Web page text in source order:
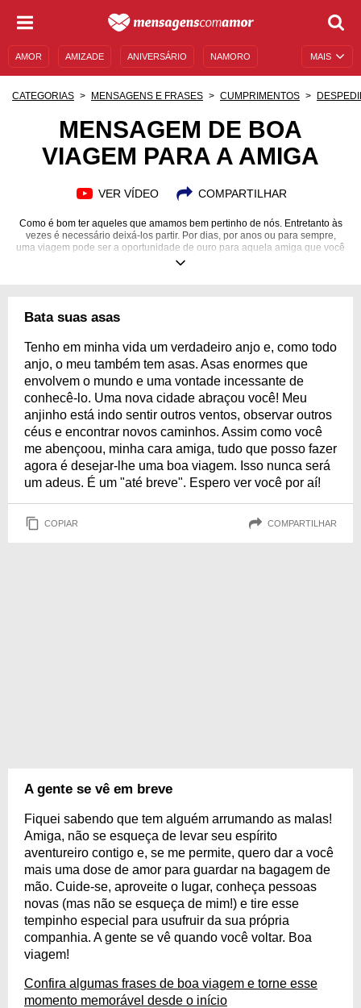
MAIS
AMOR AMIZADE ANIVERSÁRIO NAMORO
MENSAGENS E FRASES MENSAGENS DE ANIVERSÁRIO
CATEGORIAS MENSAGENS E FRASES CUMPRIMENTOS
MENSAGEM DE BOA
VIAGEM PARA A AMIGA
VER VÍDEO COMPARTILHAR
Como é bom ter aqueles que amamos bem pertinho de nós. Entretanto às
vezes é necessário deixá-los partir. Por dias, por anos ou para sempre,
uma viagem pode ser a oportunidade de ouro para aquela amiga que você
tanto ama. Quando isso acontecer, não deixe de apoiá-la. Seja uma
seja ainda mais extraordinária para essa menina que você tanto ama.
Bata suas asas
Tenho em minha vida um verdadeiro anjo e, como todo
anjo, o meu também tem asas. Asas enormes que
envolvem o mundo e uma vontade incessante de
conhecê-lo. Uma nova cidade abraçou você! Meu
anjinho está indo sentir outros ventos, observar outros
céus e encontrar novos caminhos. Assim como você
me abençoou, minha cara amiga, tudo que posso fazer
agora é desejar-lhe uma boa viagem. Isso nunca será
um adeus. É um "até breve". Espero ver você por aí!
COPIAR COMPARTILHAR
A gente se vê em breve
Fiquei sabendo que tem alguém arrumando as malas!
Amiga, não se esqueça de levar seu espírito
aventureiro contigo e, se me permite, quero dar a você
mais uma dose de amor para guardar na bagagem de
mão. Cuide-se, aproveite o lugar, conheça pessoas
novas (mas não se esqueça de mim!) e tire esse
tempinho especial para usufruir da sua própria
companhia. A gente se vê quando você voltar. Boa
viagem!
Confira algumas frases de boa viagem e torne esse
momento memorável desde o início